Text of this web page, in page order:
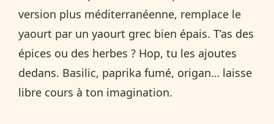
version plus méditerranéenne, remplace le
yaourt par un yaourt grec bien épais. T’as des
épices ou des herbes ? Hop, tu les ajoutes
dedans. Basilic, paprika fumé, origan… laisse
libre cours à ton imagination.